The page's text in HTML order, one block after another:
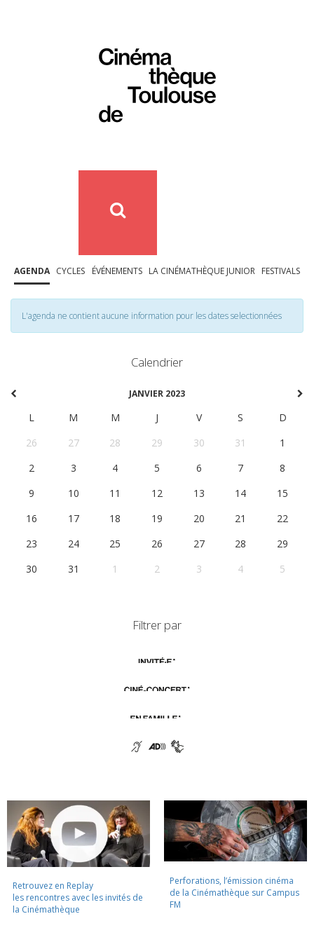
AGENDA CYCLES ÉVÉNEMENTS LA CINÉMATHÈQUE JUNIOR FESTIVALS
L'agenda ne contient aucune information pour les dates selectionnées
Calendrier
JANVIER 2023
L M M J V S
D
26
27 28 29 30 31
1
2
3 4 5 6 7
8
9
10 11 12 13 14
15
16
17 18 19 20 21
22
23
24 25 26 27 28
29
30
31 1 2 3 4 5
Filtrer par
Retrouvez en Replay
les rencontres avec les invités de
la Cinémathèque
Perforations, l’émission cinéma
de la Cinémathèque sur Campus
FM